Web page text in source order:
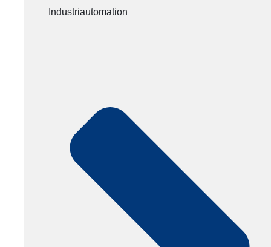
Industriautomation